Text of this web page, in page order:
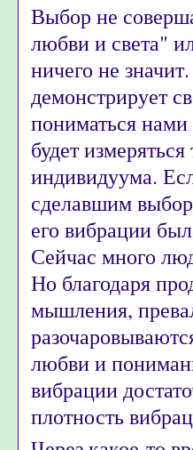
Выбор не
любви и света"
ничего не
демонстрирует
пониматься
будет
индивидуума.
сделавшим
его вибрации
Сейчас много
Но благодаря
мышления,
любви и
вибрации
плотность